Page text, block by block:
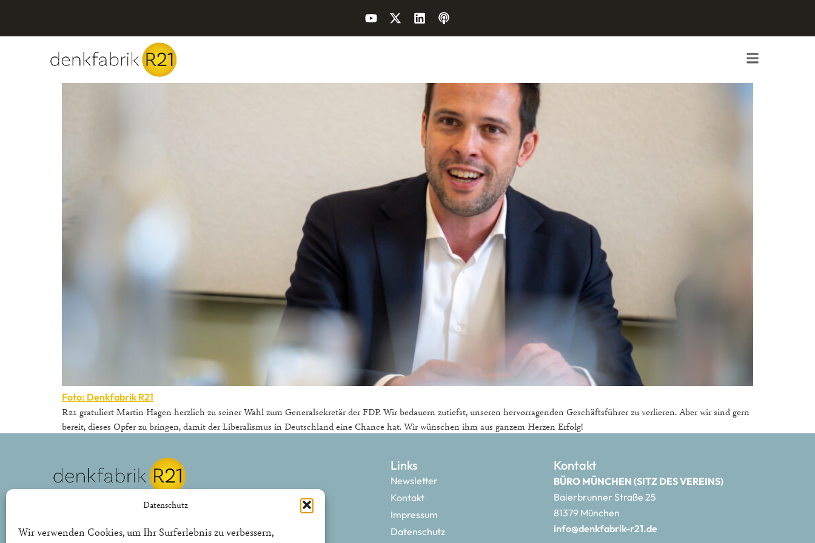
Datenschutz
Wir verwenden Cookies, um Ihr Surferlebnis zu verbessern,
Foto: Denkfabrik R21
R21 gratuliert Martin Hagen herzlich zu seiner Wahl zum Generalsekretär der FDP. Wir bedauern zutiefst, unseren hervorragenden Geschäftsführer zu verlieren. Aber wir sind gern
bereit, dieses Opfer zu bringen, damit der Liberalismus in Deutschland eine Chance hat. Wir wünschen ihm aus ganzem Herzen Erfolg!
Links
Newsletter
Kontakt
Impressum
Datenschutz
Kontakt
BÜRO MÜNCHEN (SITZ DES VEREINS)
Baierbrunner Straße 25
81379 München
info@denkfabrik-r21.de